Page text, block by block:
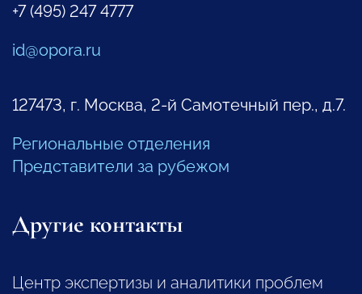
+7 (495) 247 4777
id@opora.ru
127473, г. Москва, 2-й Самотечный пер., д.7.
Региональные отделения
Представители за рубежом
Другие контакты
Центр экспертизы и аналитики проблем